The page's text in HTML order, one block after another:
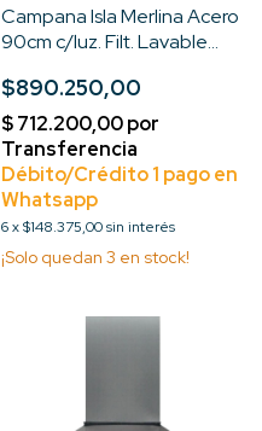
Campana Isla Merlina Acero
90cm c/luz. Filt. Lavable
$890.250,00
6x$148.375,00sin interés
¡Solo quedan 3 en stock!